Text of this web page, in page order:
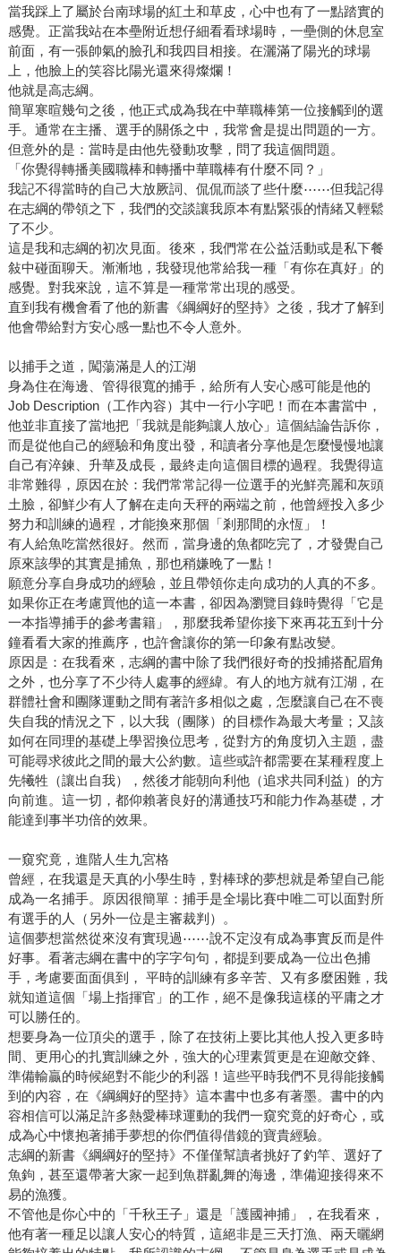
當我踩上了屬於台南球場的紅土和草皮，心中也有了一點踏實的
感覺。正當我站在本壘附近想仔細看看球場時，一壘側的休息室
前面，有一張帥氣的臉孔和我四目相接。在灑滿了陽光的球場
上，他臉上的笑容比陽光還來得燦爛！
他就是高志綱。
簡單寒暄幾句之後，他正式成為我在中華職棒第一位接觸到的選
手。通常在主播、選手的關係之中，我常會是提出問題的一方。
但意外的是：當時是由他先發動攻擊，問了我這個問題。
「你覺得轉播美國職棒和轉播中華職棒有什麼不同？」
我記不得當時的自己大放厥詞、侃侃而談了些什麼⋯⋯但我記得
在志綱的帶領之下，我們的交談讓我原本有點緊張的情緒又輕鬆
了不少。
這是我和志綱的初次見面。後來，我們常在公益活動或是私下餐
敍中碰面聊天。漸漸地，我發現他常給我一種「有你在真好」的
感覺。對我來說，這不算是一種常常出現的感受。
直到我有機會看了他的新書《綱綱好的堅持》之後，我才了解到
他會帶給對方安心感一點也不令人意外。
以捕手之道，闖蕩滿是人的江湖
身為住在海邊、管得很寬的捕手，給所有人安心感可能是他的
Job Description（工作內容）其中一行小字吧！而在本書當中，
他並非直接了當地把「我就是能夠讓人放心」這個結論告訴你，
而是從他自己的經驗和角度出發，和讀者分享他是怎麼慢慢地讓
自己有淬鍊、升華及成長，最終走向這個目標的過程。我覺得這
非常難得，原因在於：我們常常記得一位選手的光鮮亮麗和灰頭
土臉，卻鮮少有人了解在走向天秤的兩端之前，他曾經投入多少
努力和訓練的過程，才能換來那個「剎那間的永恆」！
有人給魚吃當然很好。然而，當身邊的魚都吃完了，才發覺自己
原來該學的其實是捕魚，那也稍嫌晚了一點！
願意分享自身成功的經驗，並且帶領你走向成功的人真的不多。
如果你正在考慮買他的這一本書，卻因為瀏覽目錄時覺得「它是
一本指導捕手的參考書籍」，那麼我希望你接下來再花五到十分
鐘看看大家的推薦序，也許會讓你的第一印象有點改變。
原因是：在我看來，志綱的書中除了我們很好奇的投捕搭配眉角
之外，也分享了不少待人處事的經緯。有人的地方就有江湖，在
群體社會和團隊運動之間有著許多相似之處，怎麼讓自己在不喪
失自我的情況之下，以大我（團隊）的目標作為最大考量；又該
如何在同理的基礎上學習換位思考，從對方的角度切入主題，盡
可能尋求彼此之間的最大公約數。這些或許都需要在某種程度上
先犧牲（讓出自我），然後才能朝向利他（追求共同利益）的方
向前進。這一切，都仰賴著良好的溝通技巧和能力作為基礎，才
能達到事半功倍的效果。
一窺究竟，進階人生九宮格
曾經，在我還是天真的小學生時，對棒球的夢想就是希望自己能
成為一名捕手。原因很簡單：捕手是全場比賽中唯二可以面對所
有選手的人（另外一位是主審裁判）。
這個夢想當然從來沒有實現過⋯⋯說不定沒有成為事實反而是件
好事。看著志綱在書中的字字句句，都提到要成為一位出色捕
手，考慮要面面俱到， 平時的訓練有多辛苦、又有多麼困難，我
就知道這個「場上指揮官」的工作，絕不是像我這樣的平庸之才
可以勝任的。
想要身為一位頂尖的選手，除了在技術上要比其他人投入更多時
間、更用心的扎實訓練之外，強大的心理素質更是在迎敵交鋒、
準備輸贏的時候絕對不能少的利器！這些平時我們不見得能接觸
到的內容，在《綱綱好的堅持》這本書中也多有著墨。書中的內
容相信可以滿足許多熱愛棒球運動的我們一窺究竟的好奇心，或
成為心中懷抱著捕手夢想的你們值得借鏡的寶貴經驗。
志綱的新書《綱綱好的堅持》不僅僅幫讀者挑好了釣竿、選好了
魚鉤，甚至還帶著大家一起到魚群亂舞的海邊，準備迎接得來不
易的漁獲。
不管他是你心中的「千秋王子」還是「護國神捕」，在我看來，
他有著一種足以讓人安心的特質，這絕非是三天打漁、兩天曬網